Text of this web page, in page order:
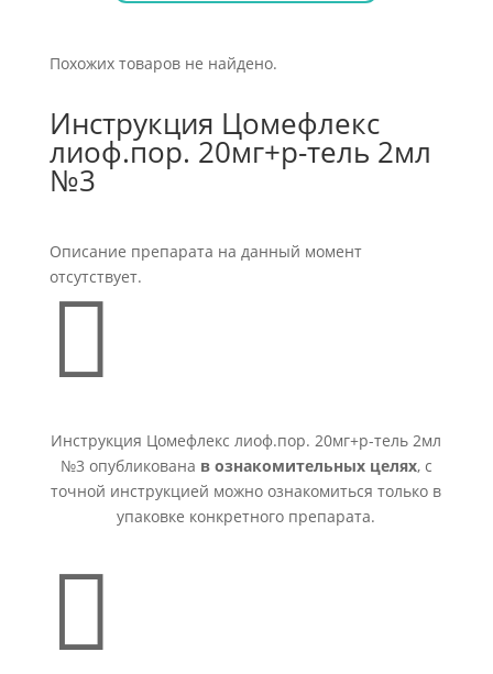
Похожих товаров не найдено.
Инструкция Цомефлекс
лиоф.пор. 20мг+р-тель 2мл
№3
Описание препарата на данный момент
отсутствует.

Инструкция Цомефлекс лиоф.пор. 20мг+р-тель 2мл
№3 опубликована в ознакомительных целях, с
точной инструкцией можно ознакомиться только в
упаковке конкретного препарата.
